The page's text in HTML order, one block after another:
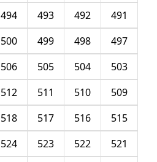
491
492
493
494
497
498
499
500
503
504
505
506
509
510
511
512
515
516
517
518
521
522
523
524